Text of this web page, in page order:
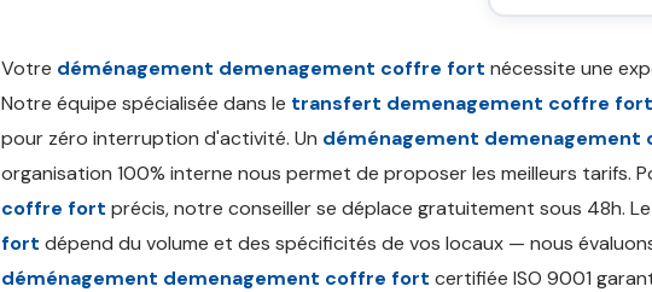
Votre déménagement demenagement coffre fort nécessite une
Notre équipe spécialisée dans le transfert demenagement coffre fort
pour zéro interruption d'activité. Un déménagement
organisation 100% interne nous permet de proposer les meilleurs tarifs.
coffre fort précis, notre conseiller se déplace gratuitement sous 48h. Le
fort dépend du volume et des spécificités de vos locaux — nous
déménagement demenagement coffre fort certifiée ISO 9001